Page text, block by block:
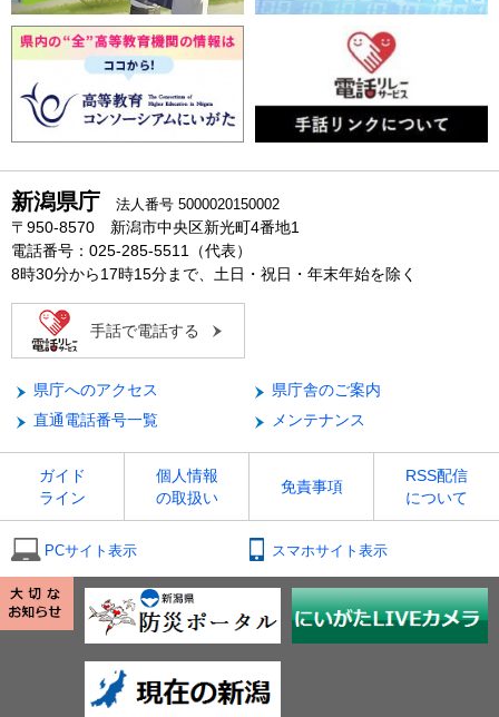
新潟県庁 法人番号 5000020150002
〒950-8570 新潟市中央区新光町4番地1
電話番号：025-285-5511（代表）
8時30分から17時15分まで、土日・祝日・年末年始を除く
手話で電話する
県庁へのアクセス
県庁舎のご案内
直通電話番号一覧
メンテナンス
ガイド
ライン
個人情報
の取扱い
免責事項
RSS配信
について
PCサイト表示 スマホサイト表示